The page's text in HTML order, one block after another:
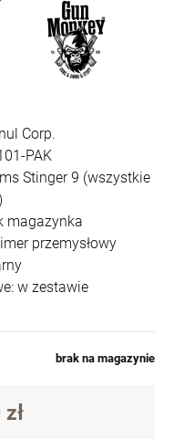
IWI ZION
.223Rem
Corp.
PAK
Stinger 9 (wszystkie
magazynka
przemysłowy
w zestawie
brak na magazynie